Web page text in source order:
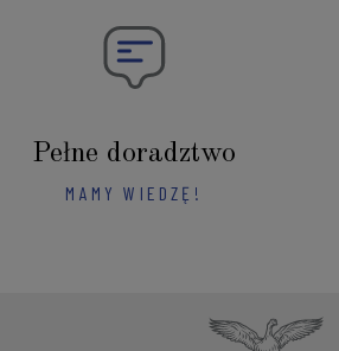
Pełne doradztwo
MAMY WIEDZĘ!